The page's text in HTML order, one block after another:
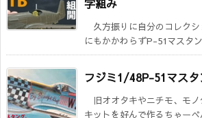
字組み
久方振りに自分のコレクシ
にもかかわらずP-51マスタ
フジミ1/48P-51マスタ
旧オオタキやニチモ、モノ
キットを好んで作るちゃー